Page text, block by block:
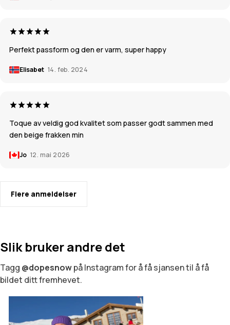
Perfekt passform og den er varm, super happy
Elisabet 14. feb. 2024
Toque av veldig god kvalitet som passer godt sammen med
den beige frakken min
Jo 12. mai 2026
Flere anmeldelser
Slik bruker andre det
Tagg @dopesnowpå Instagram for å få sjansen til å få
bildet ditt fremhevet.